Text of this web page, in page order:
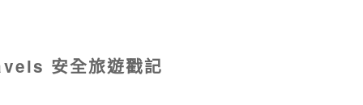
安全旅遊戳記